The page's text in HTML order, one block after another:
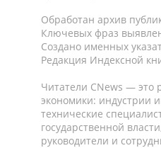
Обработан архив
Ключевых фраз
Создано именных
Редакция Индексной
Читатели CNews — это
экономики: индустрии
технические
государственной
руководители и